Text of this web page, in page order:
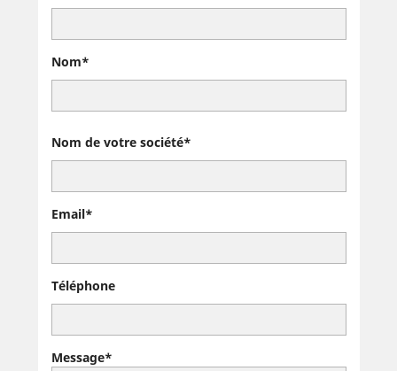
Nom*
Nom de votre société*
Email*
Téléphone
Message*